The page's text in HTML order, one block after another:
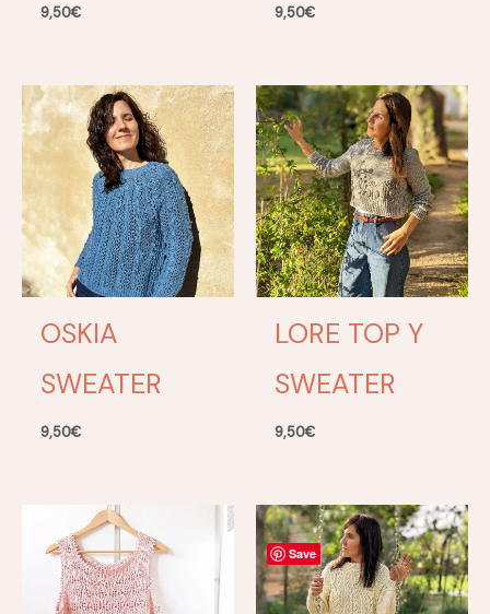
9,50€ 9,50€
OSKIA
SWEATER
9,50€
LORE TOP Y
SWEATER
9,50€
Save